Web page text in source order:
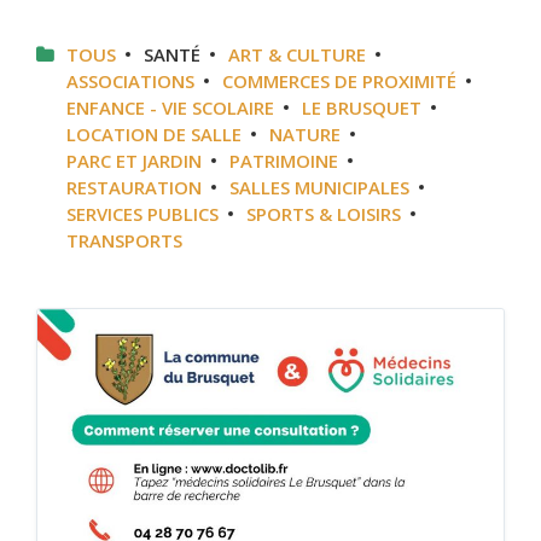
TOUS SANTÉ
ART & CULTURE
ASSOCIATIONS
COMMERCES DE PROXIMITÉ
ENFANCE - VIE SCOLAIRE
LE BRUSQUET
LOCATION DE SALLE
NATURE
PARC ET JARDIN
PATRIMOINE
RESTAURATION
SALLES MUNICIPALES
SERVICES PUBLICS
SPORTS & LOISIRS
TRANSPORTS